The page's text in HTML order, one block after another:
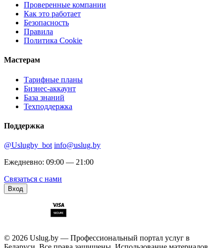
Проверенные компании
Как это работает
Безопасность
Правила
Политика Cookie
Мастерам
Тарифные планы
Бизнес-аккаунт
База знаний
Техподдержка
Поддержка
@Uslugby_bot info@uslug.by
Ежедневно: 09:00 — 21:00
Связаться с нами
Вход
© 2026 Uslug.by — Профессиональный портал услуг в